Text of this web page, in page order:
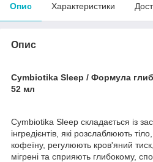
Опис Характеристики
Опис
Cymbiotika Sleep / Формула
52 мл
Cymbiotika Sleep складається із
інгредієнтів, які розслаблюють
кофеїну, регулюють кров'яний
мігрені та сприяють глибокому,